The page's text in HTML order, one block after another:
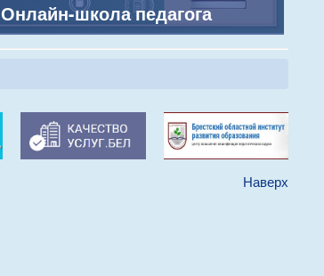
Онлайн-школа педагога
Наверх